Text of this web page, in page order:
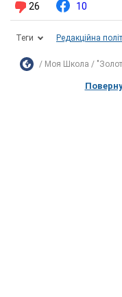
26 10
Теги Редакційна
Моя Школа